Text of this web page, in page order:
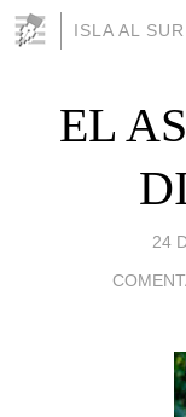
ISLA AL SUR
EL
24